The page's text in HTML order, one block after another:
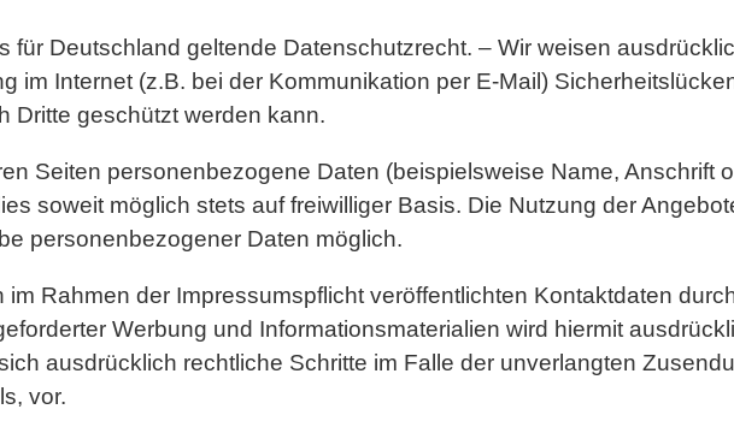
für Deutschland geltende Datenschutzrecht. – Wir weisen
im Internet (z.B. bei der Kommunikation per E-Mail)
Dritte geschützt werden kann.
Seiten personenbezogene Daten (beispielsweise Name, Anschrift
soweit möglich stets auf freiwilliger Basis. Die Nutzung der
personenbezogener Daten möglich.
im Rahmen der Impressumspflicht veröffentlichten Kontaktdaten
Werbung und Informationsmaterialien wird hiermit
ausdrücklich rechtliche Schritte im Falle der unverlangten
vor.